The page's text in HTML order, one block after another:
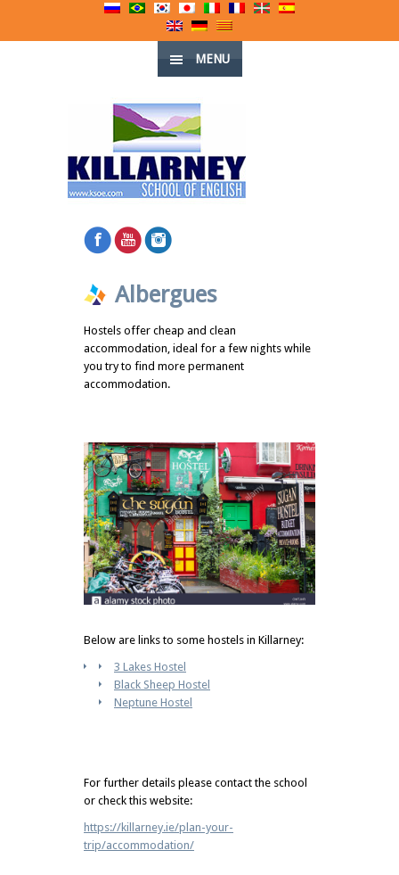
MENU
Albergues
Hostels offer cheap and clean
accommodation, ideal for a few nights while
you try to find more permanent
accommodation.
Below are links to some hostels in Killarney:
3 Lakes Hostel
Black Sheep Hostel
Neptune Hostel
For further details please contact the school
or check this website:
https://killarney.ie/plan-your-
trip/accommodation/